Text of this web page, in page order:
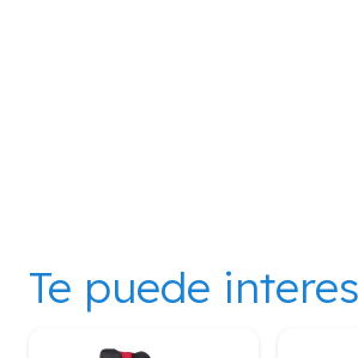
Te puede